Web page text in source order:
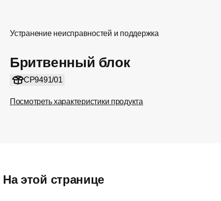
Устранение неисправностей и поддержка
Бритвенный блок
CP9491/01
Посмотреть характеристики продукта
На этой странице